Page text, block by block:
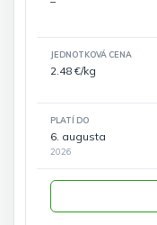
JEDNOTKOVÁ CENA
2.48 €/kg
PLATÍ DO
6. augusta
2026